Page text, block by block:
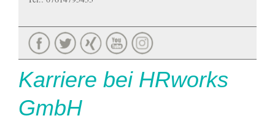
Karriere bei HRworks
GmbH